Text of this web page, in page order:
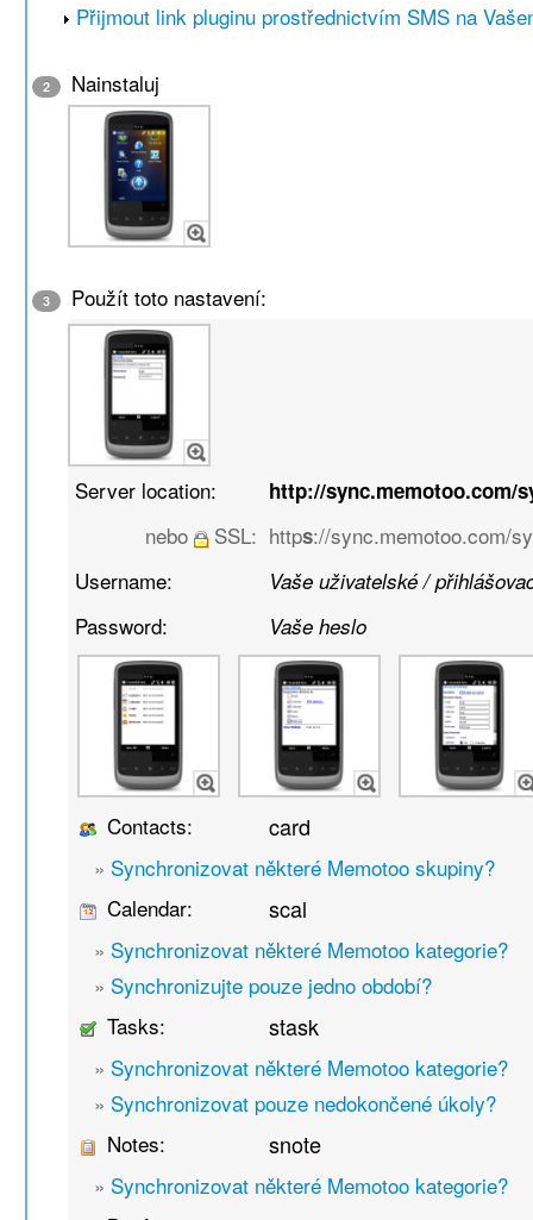
Přijmout link pluginu prostřednictvím SMS na
2 Nainstaluj
3 Použít toto nastavení:
Server location: http://sync.memotoo.com/
nebo SSL: https://sync.memotoo.com/
Username:
Vaše uživatelské /
Password: Vaše heslo
Contacts: card
» Synchronizovat některé Memotoo skupiny?
Calendar:
scal
» Synchronizovat některé Memotoo kategorie?
» Synchronizujte pouze jedno období?
Tasks:
stask
» Synchronizovat některé Memotoo kategorie?
» Synchronizovat pouze nedokončené úkoly?
Notes:
snote
» Synchronizovat některé Memotoo kategorie?